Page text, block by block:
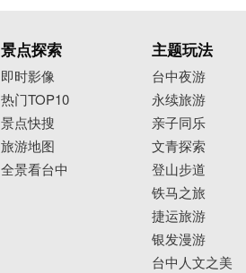
景点探索
即时影像
热门TOP10
景点快搜
旅游地图
全景看台中
主题玩法
台中夜游
永续旅游
亲子同乐
文青探索
登山步道
铁马之旅
捷运旅游
银发漫游
台中人文之美